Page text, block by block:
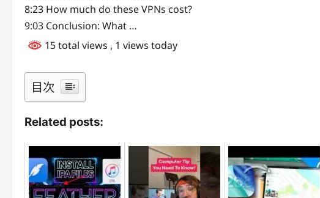
8:23 How much do these VPNs cost?
9:03 Conclusion: What …
15 total views , 1 views today
目次
Related posts: